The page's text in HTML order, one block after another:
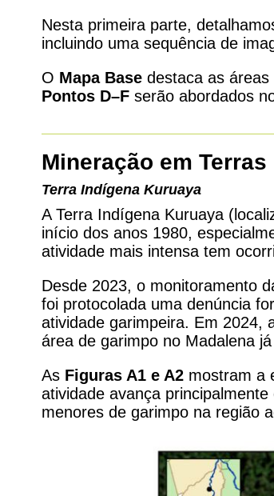
Nesta primeira parte,
incluindo uma sequência de
O Mapa Base destaca as
Pontos D–F serão abordados
Mineração em
Terra Indígena Kuruaya
A Terra Indígena Kuruaya
início dos anos 1980,
atividade mais intensa tem
Desde 2023, o monitoramento
foi protocolada uma denúncia
atividade garimpeira. Em 2024,
área de garimpo no Madalena
As Figuras A1 e A2 mostram a
atividade avança
menores de garimpo na região